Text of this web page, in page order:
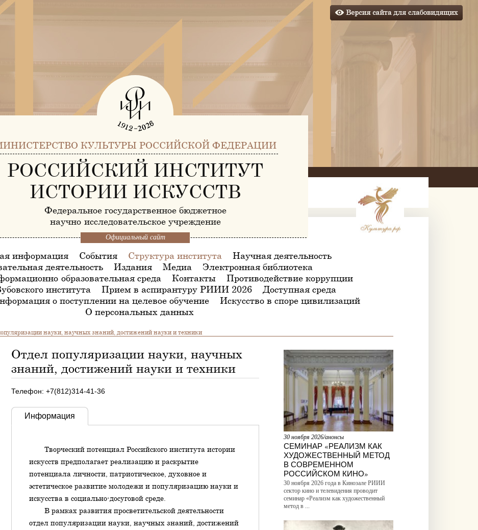
КУЛЬТУРЫ РОССИЙСКОЙ ФЕДЕРАЦИИ
РОССИЙСКИЙ ИНСТИТУТ
ИСТОРИИ ИСКУССТВ
Федеральное государственное бюджетное
научно-исследовательское учреждение
Официальный сайт
информация События Структура института
Научная деятельность
деятельность
Издания Медиа
Электронная библиотека
образовательная среда
Контакты
Противодействие коррупции
института
Прием в аспирантуру РИИИ 2026
Доступная среда
о поступлении на целевое обучение
Искусство в споре цивилизаций
О персональных данных
науки, научных знаний, достижений науки и техники
30 ноября 2026/анонсы
СЕМИНАР «РЕАЛИЗМ КАК
ХУДОЖЕСТВЕННЫЙ МЕТОД
В СОВРЕМЕННОМ
РОССИЙСКОМ КИНО»
30 ноября 2026 года в Кинозале РИИИ
сектор кино и телевидения проводит
семинар «Реализм как художественный
метод в ...
Отдел популяризации науки, научных
знаний, достижений науки и техники
Телефон: +7(812)314-41-36
Информация
Творческий потенциал Российского института истории
искусств предполагает реализацию и раскрытие
потенциала личности, патриотическое, духовное и
эстетическое развитие молодежи и популяризацию науки и
искусства в социально-досуговой среде.
В рамках развития просветительской деятельности
отдел популяризации науки, научных знаний, достижений